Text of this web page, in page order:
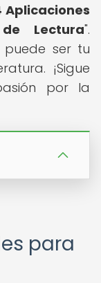
Aplicaciones
Lectura".
ser tu
¡Sigue
por la
para